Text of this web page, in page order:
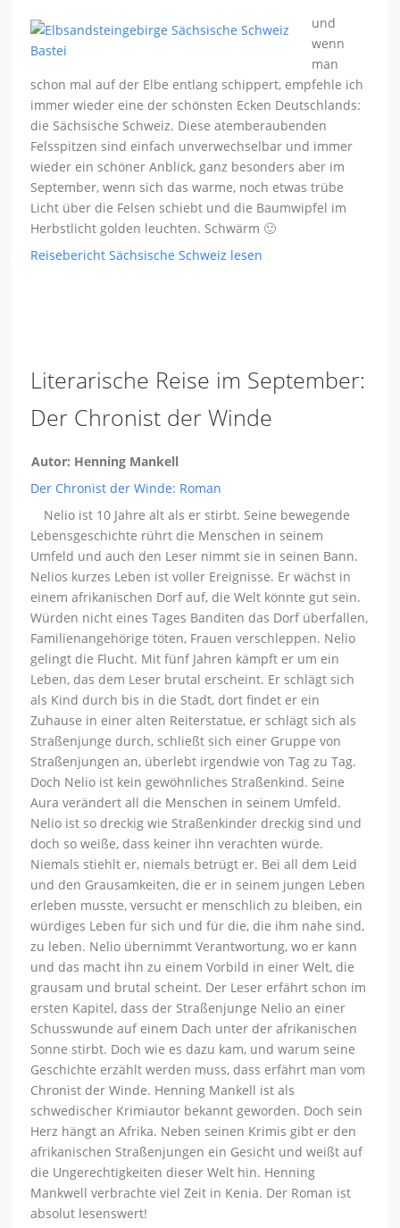
und
wenn
man
schon mal auf der Elbe entlang schippert, empfehle ich
immer wieder eine der schönsten Ecken Deutschlands:
die Sächsische Schweiz. Diese atemberaubenden
Felsspitzen sind einfach unverwechselbar und immer
wieder ein schöner Anblick, ganz besonders aber im
September, wenn sich das warme, noch etwas trübe
Licht über die Felsen schiebt und die Baumwipfel im
Herbstlicht golden leuchten. Schwärm 🙂
Reisebericht Sächsische Schweiz lesen
Literarische Reise im September:
Der Chronist der Winde
Autor: Henning Mankell
Der Chronist der Winde: Roman
Nelio ist 10 Jahre alt als er stirbt. Seine bewegende
Lebensgeschichte rührt die Menschen in seinem
Umfeld und auch den Leser nimmt sie in seinen Bann.
Nelios kurzes Leben ist voller Ereignisse. Er wächst in
einem afrikanischen Dorf auf, die Welt könnte gut sein.
Würden nicht eines Tages Banditen das Dorf überfallen,
Familienangehörige töten, Frauen verschleppen. Nelio
gelingt die Flucht. Mit fünf Jahren kämpft er um ein
Leben, das dem Leser brutal erscheint. Er schlägt sich
als Kind durch bis in die Stadt, dort findet er ein
Zuhause in einer alten Reiterstatue, er schlägt sich als
Straßenjunge durch, schließt sich einer Gruppe von
Straßenjungen an, überlebt irgendwie von Tag zu Tag.
Doch Nelio ist kein gewöhnliches Straßenkind. Seine
Aura verändert all die Menschen in seinem Umfeld.
Nelio ist so dreckig wie Straßenkinder dreckig sind und
doch so weiße, dass keiner ihn verachten würde.
Niemals stiehlt er, niemals betrügt er. Bei all dem Leid
und den Grausamkeiten, die er in seinem jungen Leben
erleben musste, versucht er menschlich zu bleiben, ein
würdiges Leben für sich und für die, die ihm nahe sind,
zu leben. Nelio übernimmt Verantwortung, wo er kann
und das macht ihn zu einem Vorbild in einer Welt, die
grausam und brutal scheint. Der Leser erfährt schon im
ersten Kapitel, dass der Straßenjunge Nelio an einer
Schusswunde auf einem Dach unter der afrikanischen
Sonne stirbt. Doch wie es dazu kam, und warum seine
Geschichte erzählt werden muss, dass erfährt man vom
Chronist der Winde. Henning Mankell ist als
schwedischer Krimiautor bekannt geworden. Doch sein
Herz hängt an Afrika. Neben seinen Krimis gibt er den
afrikanischen Straßenjungen ein Gesicht und weißt auf
die Ungerechtigkeiten dieser Welt hin. Henning
Mankwell verbrachte viel Zeit in Kenia. Der Roman ist
absolut lesenswert!